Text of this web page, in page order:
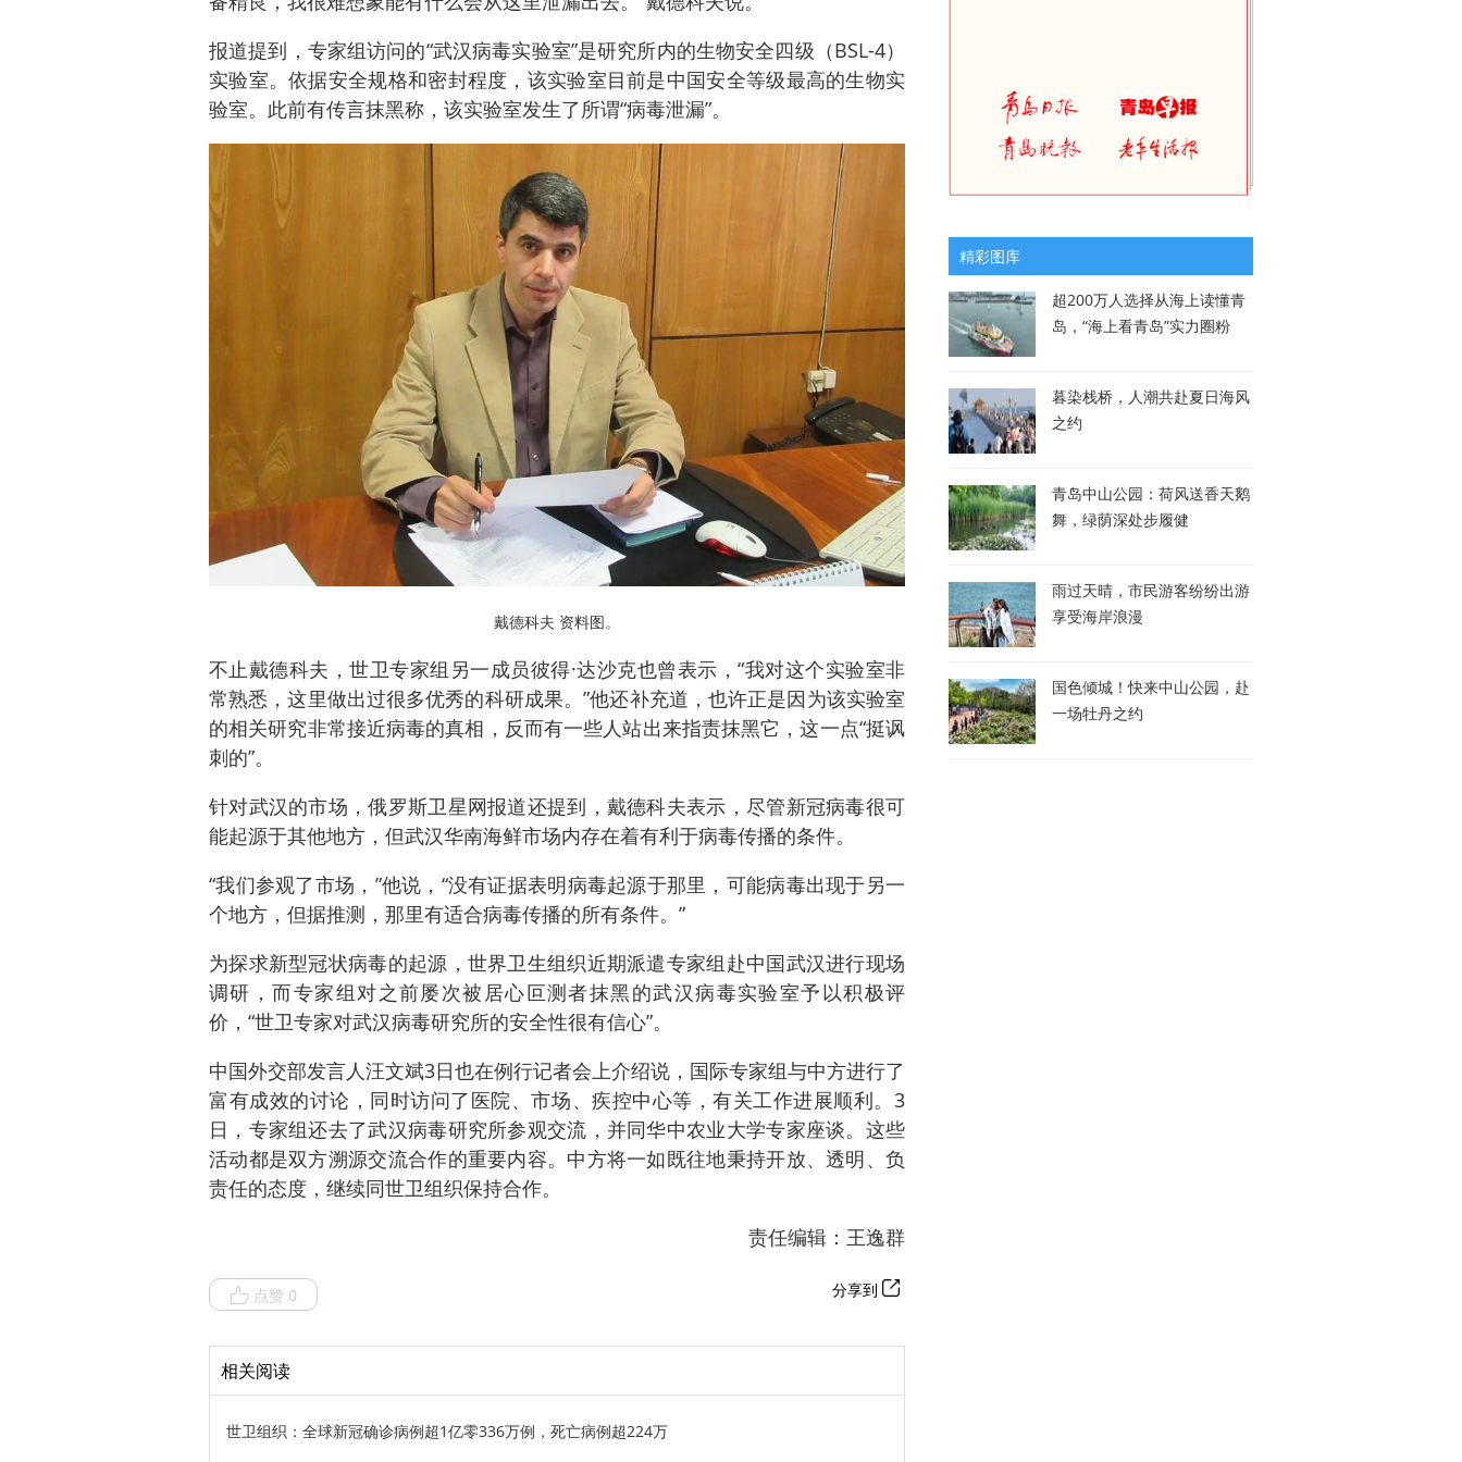
报道提到，专家组访问的“武汉病毒实验室”是研究所内的生物安全四级（BSL-4）
实验室。依据安全规格和密封程度，该实验室目前是中国安全等级最高的生物实
验室。此前有传言抹黑称，该实验室发生了所谓“病毒泄漏”。
戴德科夫 资料图。
不止戴德科夫，世卫专家组另一成员彼得·达沙克也曾表示，“我对这个实验室非
常熟悉，这里做出过很多优秀的科研成果。”他还补充道，也许正是因为该实验室
的相关研究非常接近病毒的真相，反而有一些人站出来指责抹黑它，这一点“挺讽
刺的”。
针对武汉的市场，俄罗斯卫星网报道还提到，戴德科夫表示，尽管新冠病毒很可
能起源于其他地方，但武汉华南海鲜市场内存在着有利于病毒传播的条件。
“我们参观了市场，”他说，“没有证据表明病毒起源于那里，可能病毒出现于另一
个地方，但据推测，那里有适合病毒传播的所有条件。”
为探求新型冠状病毒的起源，世界卫生组织近期派遣专家组赴中国武汉进行现场
调研，而专家组对之前屡次被居心叵测者抹黑的武汉病毒实验室予以积极评
价，“世卫专家对武汉病毒研究所的安全性很有信心”。
中国外交部发言人汪文斌3日也在例行记者会上介绍说，国际专家组与中方进行了
富有成效的讨论，同时访问了医院、市场、疾控中心等，有关工作进展顺利。3
日，专家组还去了武汉病毒研究所参观交流，并同华中农业大学专家座谈。这些
活动都是双方溯源交流合作的重要内容。中方将一如既往地秉持开放、透明、负
责任的态度，继续同世卫组织保持合作。
责任编辑：王逸群
点赞 0 分享到
相关阅读
世卫组织：全球新冠确诊病例超1亿零336万例，死亡病例超224万
精彩图库
超200万人选择从海上读懂青
岛，“海上看青岛”实力圈粉
暮染栈桥，人潮共赴夏日海风
之约
青岛中山公园：荷风送香天鹅
舞，绿荫深处步履健
雨过天晴，市民游客纷纷出游
享受海岸浪漫
国色倾城！快来中山公园，赴
一场牡丹之约